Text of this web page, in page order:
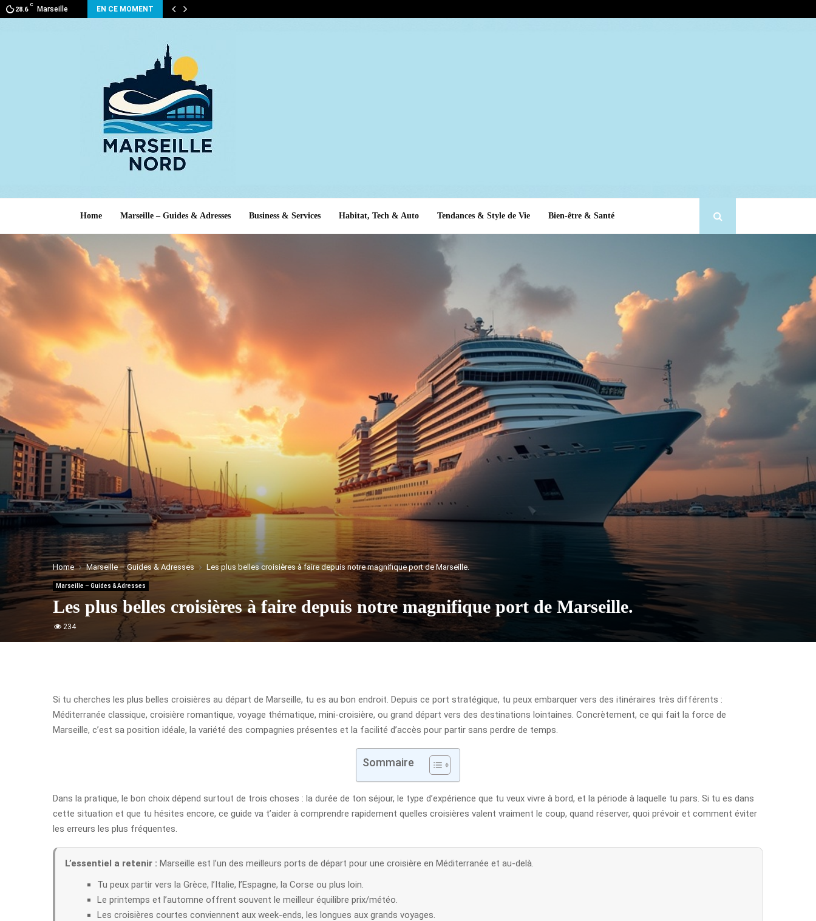
28.6
C
Marseille EN CE MOMENT
Home Marseille – Guides & Adresses Business & Services Habitat, Tech & Auto Tendances & Style de Vie Bien-être & Santé
Home Marseille – Guides & Adresses Les plus belles croisières à faire depuis notre magnifique port de Marseille.
Marseille – Guides & Adresses
Les plus belles croisières à faire depuis notre magnifique port de Marseille.
234
Si tu cherches les plus belles croisières au départ de Marseille, tu es au bon endroit. Depuis ce port stratégique, tu peux embarquer vers des itinéraires très différents :
Méditerranée classique, croisière romantique, voyage thématique, mini-croisière, ou grand départ vers des destinations lointaines. Concrètement, ce qui fait la force de
Marseille, c’est sa position idéale, la variété des compagnies présentes et la facilité d’accès pour partir sans perdre de temps.
Sommaire
Dans la pratique, le bon choix dépend surtout de trois choses : la durée de ton séjour, le type d’expérience que tu veux vivre à bord, et la période à laquelle tu pars. Si tu es dans
cette situation et que tu hésites encore, ce guide va t’aider à comprendre rapidement quelles croisières valent vraiment le coup, quand réserver, quoi prévoir et comment éviter
les erreurs les plus fréquentes.
L’essentiel a retenir : Marseille est l’un des meilleurs ports de départ pour une croisière en Méditerranée et au-delà.
Tu peux partir vers la Grèce, l’Italie, l’Espagne, la Corse ou plus loin.
Le printemps et l’automne offrent souvent le meilleur équilibre prix/météo.
Les croisières courtes conviennent aux week-ends, les longues aux grands voyages.